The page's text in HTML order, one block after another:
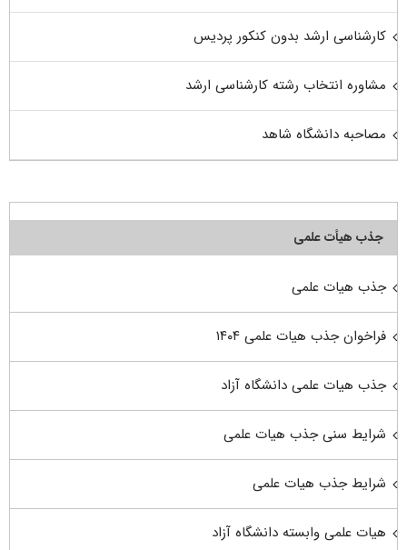
کارشناسی ارشد بدون کنکور پردیس
مشاوره انتخاب رشته کارشناسی ارشد
مصاحبه دانشگاه شاهد
جذب هیأت علمی
جذب هیات علمی
فراخوان جذب هیات علمی ۱۴۰۴
جذب هیات علمی دانشگاه آزاد
شرایط سنی جذب هیات علمی
شرایط جذب هیات علمی
هیات علمی وابسته دانشگاه آزاد